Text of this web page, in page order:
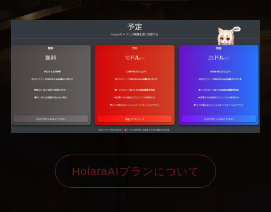
HolaraAIプランについて